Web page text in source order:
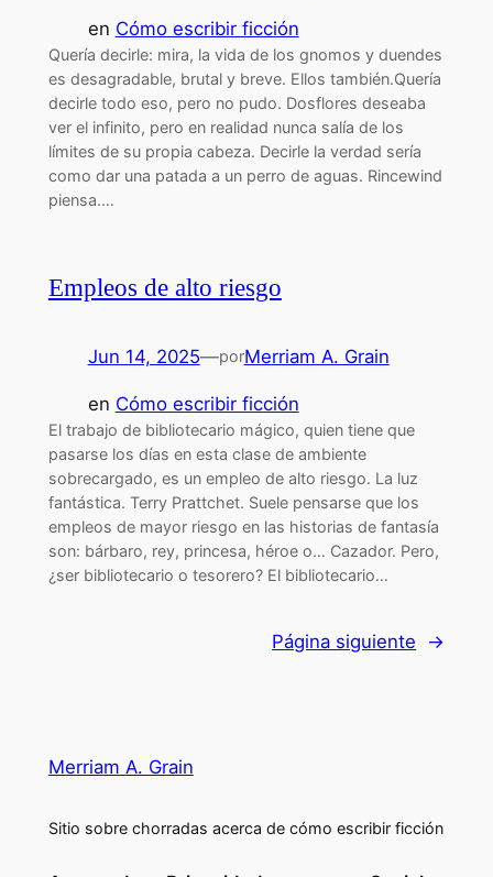
en Cómo escribir ficción
Quería decirle: mira, la vida de los gnomos y duendes
es desagradable, brutal y breve. Ellos también.Quería
decirle todo eso, pero no pudo. Dosflores deseaba
ver el infinito, pero en realidad nunca salía de los
límites de su propia cabeza. Decirle la verdad sería
como dar una patada a un perro de aguas. Rincewind
piensa.…
Empleos de alto riesgo
Jun 14, 2025—porMerriam A. Grain
en Cómo escribir ficción
El trabajo de bibliotecario mágico, quien tiene que
pasarse los días en esta clase de ambiente
sobrecargado, es un empleo de alto riesgo. La luz
fantástica. Terry Prattchet. Suele pensarse que los
empleos de mayor riesgo en las historias de fantasía
son: bárbaro, rey, princesa, héroe o… Cazador. Pero,
¿ser bibliotecario o tesorero? El bibliotecario…
Página siguiente →
Merriam A. Grain
Sitio sobre chorradas acerca de cómo escribir ficción